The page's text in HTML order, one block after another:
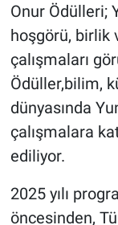
Onur Ödülleri;
hoşgörü, birlik
çalışmaları
Ödüller,bilim,
dünyasında
çalışmalara
ediliyor.
2025 yılı
öncesinden,